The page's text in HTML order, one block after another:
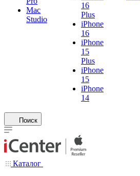
Mac
Studio
16
Plus
iPhone
16
iPhone
15
Plus
iPhone
15
iPhone
14
Поиск
Каталог